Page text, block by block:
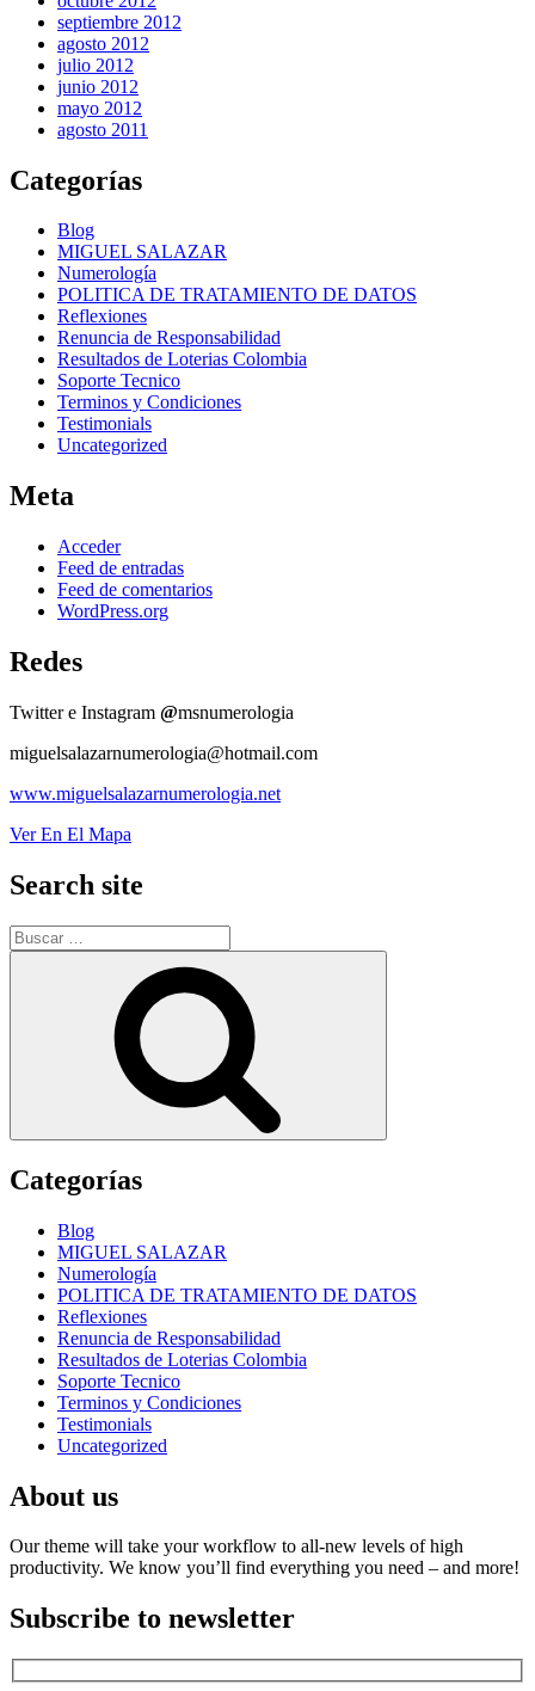
septiembre 2012
agosto 2012
julio 2012
junio 2012
mayo 2012
agosto 2011
Categorías
Blog
MIGUEL SALAZAR
Numerología
POLITICA DE TRATAMIENTO DE DATOS
Reflexiones
Renuncia de Responsabilidad
Resultados de Loterias Colombia
Soporte Tecnico
Terminos y Condiciones
Testimonials
Uncategorized
Meta
Acceder
Feed de entradas
Feed de comentarios
WordPress.org
Redes
Twitter e Instagram @msnumerologia
miguelsalazarnumerologia@hotmail.com
www.miguelsalazarnumerologia.net
Ver En El Mapa
Search site
Buscar
por:
Categorías
Blog
MIGUEL SALAZAR
Numerología
POLITICA DE TRATAMIENTO DE DATOS
Reflexiones
Renuncia de Responsabilidad
Resultados de Loterias Colombia
Soporte Tecnico
Terminos y Condiciones
Testimonials
Uncategorized
About us
Our theme will take your workflow to all-new levels of high
productivity. We know you’ll find everything you need – and more!
Subscribe to newsletter